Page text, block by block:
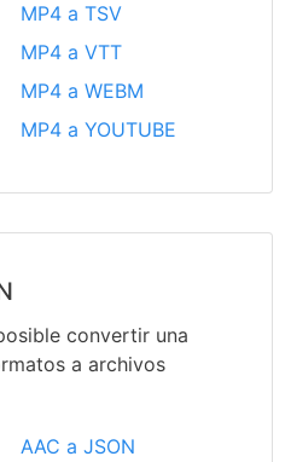
MP4 a TSV
MP4 a VTT
MP4 a WEBM
MP4 a YOUTUBE
convertir una
a archivos
AAC a JSON